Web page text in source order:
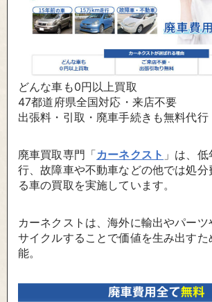
どんな車も0円以上買取
47都道府県全国対応・来店不要
出張料・引取・廃車手続きも無料代行
廃車買取専門「カーネクスト 」は、
行、故障車や不動車などの他では処
る車の買取を実施しています。
カーネクストは、海外に輸出やパーツ
サイクルすることで価値を生み出す
能。